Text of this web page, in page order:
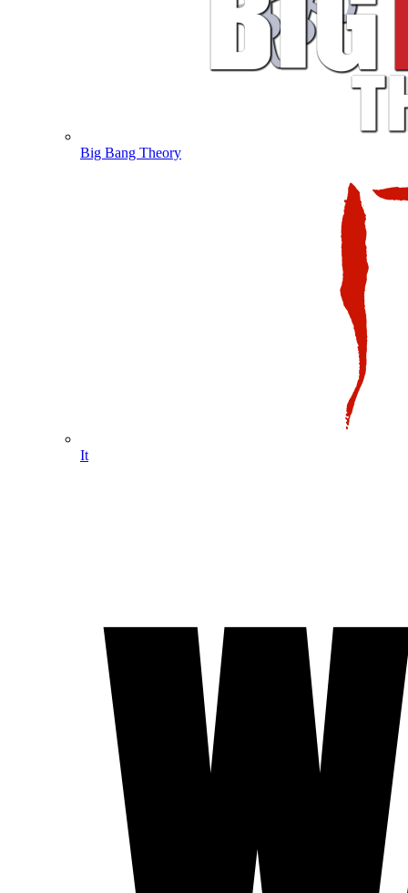
Big Bang Theory
It